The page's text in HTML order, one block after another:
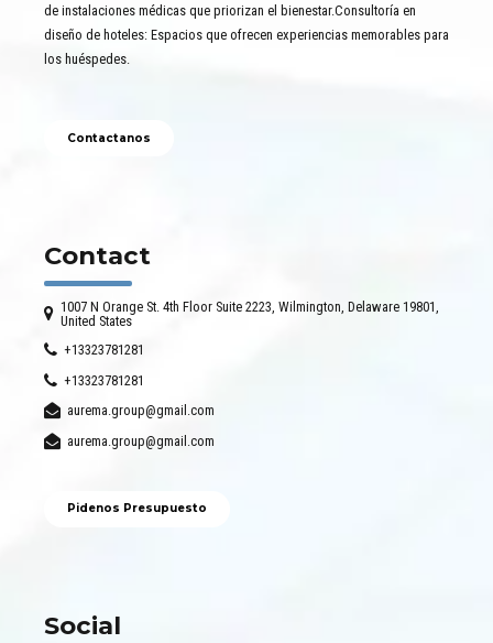
de instalaciones médicas que priorizan el bienestar.Consultoría en
diseño de hoteles: Espacios que ofrecen experiencias memorables para
los huéspedes.
Contactanos
Contact
1007 N Orange St. 4th Floor Suite 2223, Wilmington, Delaware 19801,
United States
+13323781281
+13323781281
aurema.group@gmail.com
aurema.group@gmail.com
Pidenos Presupuesto
Social